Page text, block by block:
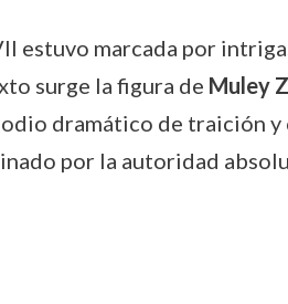
estuvo marcada por
surge la figura de Muley
dramático de traición
por la autoridad